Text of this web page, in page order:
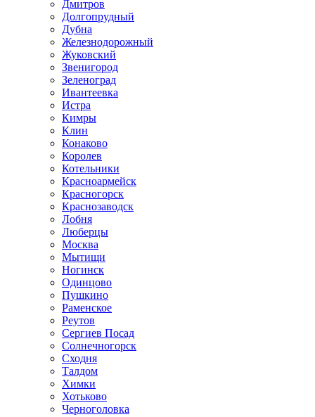
Дмитров
Долгопрудный
Дубна
Железнодорожный
Жуковский
Звенигород
Зеленоград
Ивантеевка
Истра
Кимры
Клин
Конаково
Королев
Котельники
Красноармейск
Красногорск
Краснозаводск
Лобня
Люберцы
Москва
Мытищи
Ногинск
Одинцово
Пушкино
Раменское
Реутов
Сергиев Посад
Солнечногорск
Сходня
Талдом
Химки
Хотьково
Черноголовка